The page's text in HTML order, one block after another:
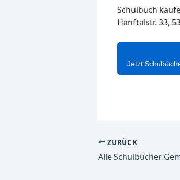
Schulbuch
Hanftalstr. 33,
Jetzt
ZURÜCK